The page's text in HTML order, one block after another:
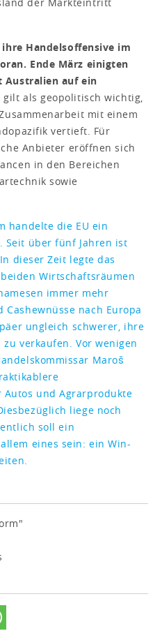
Handelsoffensive im
Ende März einigten
Australien auf ein
gilt als geopolitisch wichtig,
mit einem
vertieft. Für
Anbieter eröffnen sich
in den Bereichen
sowie
handelte die EU ein
Seit über fünf Jahren ist
dieser Zeit legte das
Wirtschaftsräumen
immer mehr
Cashewnüsse nach Europa
ungleich schwerer, ihre
verkaufen. Vor wenigen
Maroš
und Agrarprodukte
liege noch
soll ein
eines sein: ein Win-